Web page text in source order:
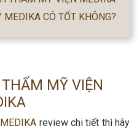
CÓ TỐT KHÔNG?
MỸ VIỆN
review chi tiết thì hãy